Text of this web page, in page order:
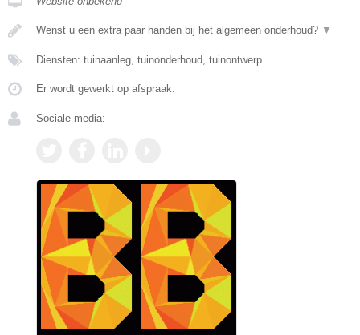
Wenst u een extra paar handen bij het algemeen onderhoud? ▼
Diensten: tuinaanleg, tuinonderhoud, tuinontwerp
Er wordt gewerkt op afspraak.
Sociale media: